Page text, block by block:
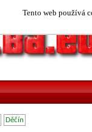
Tento web používá
Děčín